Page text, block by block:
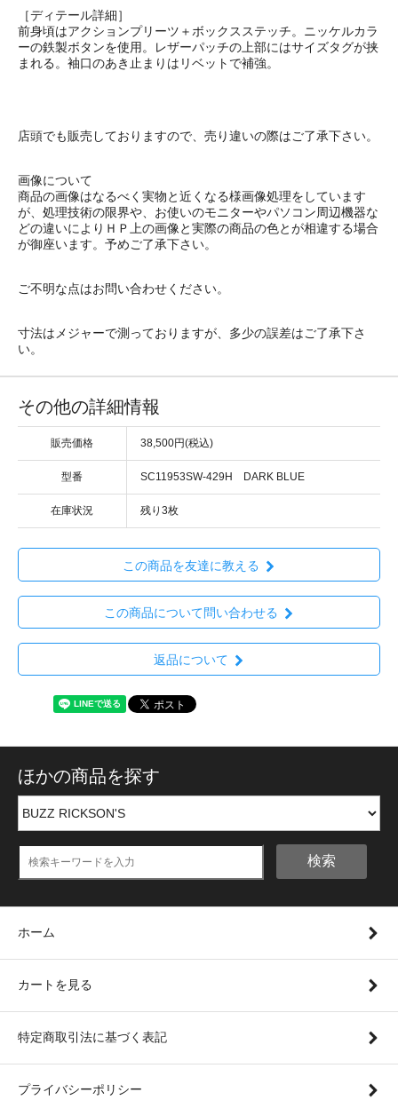
［ディテール詳細］
前身頃はアクションプリーツ＋ボックスステッチ。ニッケルカラ
ーの鉄製ボタンを使用。レザーパッチの上部にはサイズタグが挟
まれる。袖口のあき止まりはリベットで補強。
店頭でも販売しておりますので、売り違いの際はご了承下さい。
画像について
商品の画像はなるべく実物と近くなる様画像処理をしています
が、処理技術の限界や、お使いのモニターやパソコン周辺機器な
どの違いによりＨＰ上の画像と実際の商品の色とが相違する場合
が御座います。予めご了承下さい。
ご不明な点はお問い合わせください。
寸法はメジャーで測っておりますが、多少の誤差はご了承下さ
い。
その他の詳細情報
販売価格 38,500円(税込)
型番 SC11953SW-429H DARK BLUE
在庫状況 残り3枚
この商品を友達に教える
この商品について問い合わせる
返品について
ほかの商品を探す
検索
ホーム
カートを見る
特定商取引法に基づく表記
プライバシーポリシー